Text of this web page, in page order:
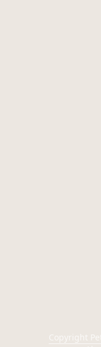
Copyright